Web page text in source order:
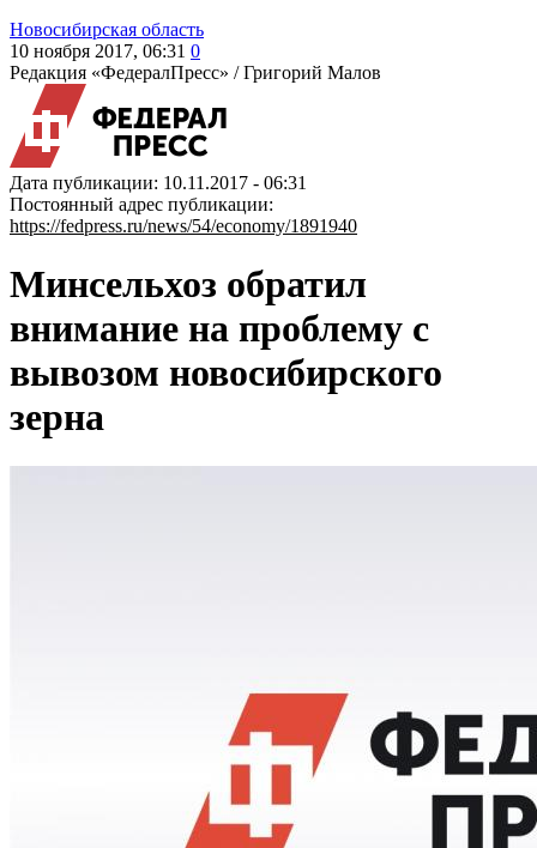
Новосибирская область
10 ноября 2017, 06:31 0
Редакция «ФедералПресс» /Григорий Малов
Дата публикации: 10.11.2017 - 06:31
Постоянный адрес публикации:
https://fedpress.ru/news/54/economy/1891940
Минсельхоз обратил
внимание на проблему с
вывозом новосибирского
зерна